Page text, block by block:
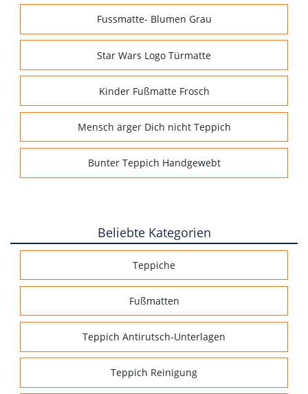
Fussmatte- Blumen Grau
Star Wars Logo Türmatte
Kinder Fußmatte Frosch
Mensch ärger Dich nicht Teppich
Bunter Teppich Handgewebt
Beliebte Kategorien
Teppiche
Fußmatten
Teppich Antirutsch-Unterlagen
Teppich Reinigung